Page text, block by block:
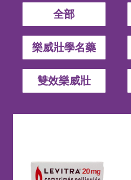
全部
樂威壯學名藥
雙效樂威壯